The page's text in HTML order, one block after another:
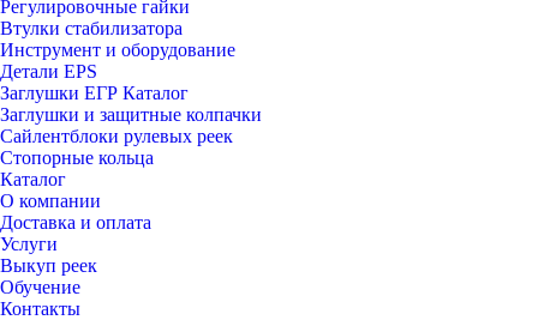
Регулировочные гайки
Втулки стабилизатора
Инструмент и оборудование
Детали EPS
Заглушки ЕГР Каталог
Заглушки и защитные колпачки
Сайлентблоки рулевых реек
Стопорные кольца
Каталог
О компании
Доставка и оплата
Услуги
Выкуп реек
Обучение
Контакты